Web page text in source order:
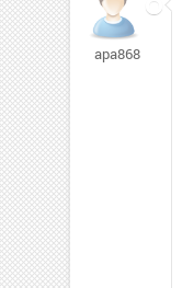
apa868